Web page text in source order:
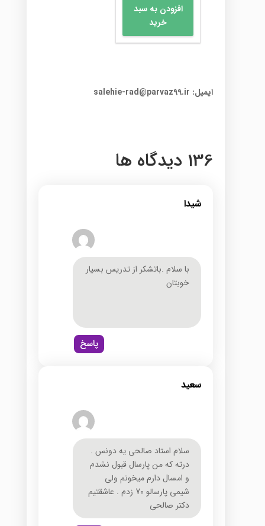
افزودن به سبد
خرید
ایمیل: salehie-rad@parvaz99.ir
136 دیدگاه ها
شیدا
با سلام .باتشکر از تدریس بسیار
خوبتان
پاسخ
سعید
سلام استاد صالحی یه دونس .
درته که من پارسال قبول نشدم
و امسال دارم میخونم ولی
شیمی پارسالو 70 زدم . عاشقتیم
دکتر صالحی